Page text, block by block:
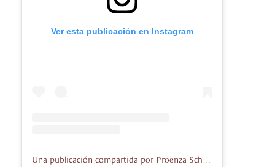
Ver esta publicación en Instagram